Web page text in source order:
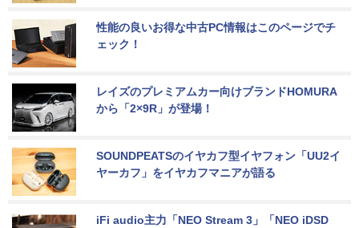
性能の良いお得な中古PC情報はこのページでチ
ェック！
レイズのプレミアムカー向けブランドHOMURA
から「2×9R」が登場！
SOUNDPEATSのイヤカフ型イヤフォン「UU2イ
ヤーカフ」をイヤカフマニアが語る
iFi audio主力「NEO Stream 3」「NEO iDSD